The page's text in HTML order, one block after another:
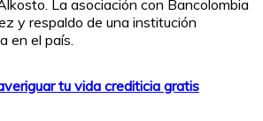
La asociación con Bancolombia
y respaldo de una institución
en el país.
tu vida crediticia gratis